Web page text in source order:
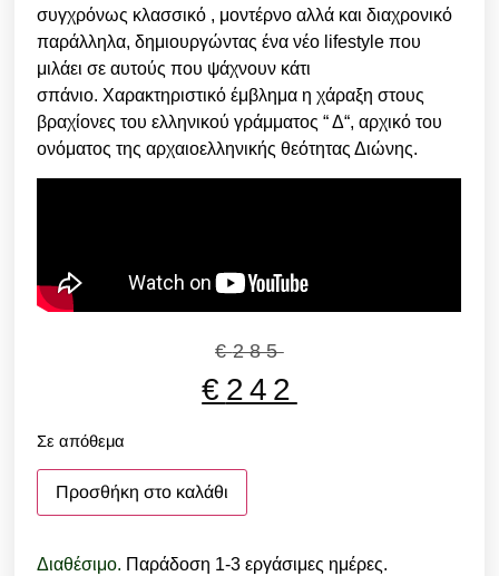
συγχρόνως κλασσικό , μοντέρνο αλλά και διαχρονικό
παράλληλα, δημιουργώντας ένα νέο lifestyle που
μιλάει σε αυτούς που ψάχνουν κάτι
σπάνιο. Χαρακτηριστικό έμβλημα η χάραξη στους
βραχίονες του ελληνικού γράμματος “ Δ“, αρχικό του
ονόματος της αρχαιοελληνικής θεότητας Διώνης.
€285
€ 242
Σε απόθεμα
Προσθήκη στο καλάθι
Διαθέσιμο. Παράδοση 1-3 εργάσιμες ημέρες.